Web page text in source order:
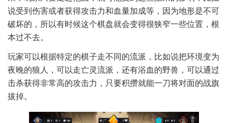
说受到伤害或者获得攻击力和血量加成等，因为地形是不可
破坏的，所以有时候这个棋盘就会变得很狭窄一些位置，根
本过不去。
玩家可以根据特定的棋子走不同的流派，比如说把环境变为
夜晚的狼人，可以走亡灵流派，还有浴血的野兽，可以通过
击杀获得非常高的攻击力，只要积攒就能一刀将对面的战旗
拔掉。